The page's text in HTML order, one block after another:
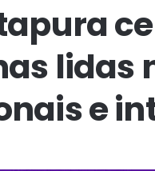
lidas
e